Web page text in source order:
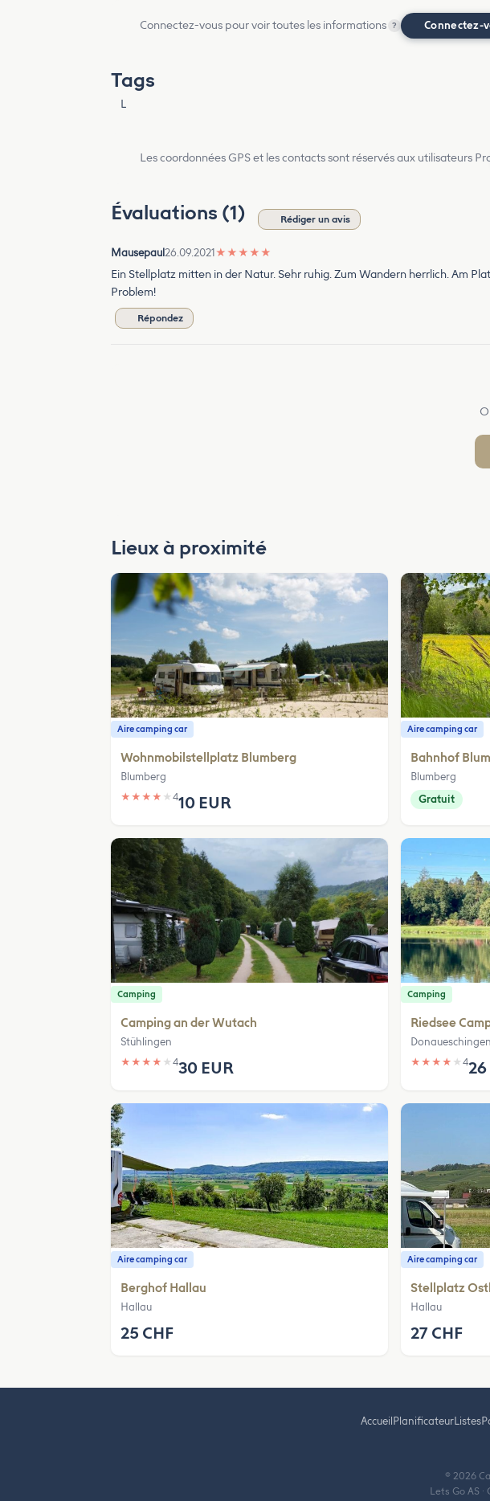
Connectez-vous pour voir toutes les informations ? Connectez-
Tags
L
Les coordonnées GPS et les contacts sont réservés aux utilisateurs
Évaluations (1) Rédiger un avis
Mausepaul 26.09.2021 ★ ★ ★ ★ ★
Ein Stellplatz mitten in der Natur. Sehr ruhig. Zum Wandern herrlich. Am
Problem!
Répondez
Lieux à proximité
Aire camping car
Wohnmobilstellplatz Blumberg
Blumberg
★ ★ ★ ★ ★ 410 EUR
Aire camping car
Bahnhof
Blumberg
Gratuit
Camping
Camping an der Wutach
Stühlingen
★ ★ ★ ★ ★ 430 EUR
Camping
Riedsee
★ ★ ★ ★ ★426
Aire camping car
Berghof Hallau
Hallau
25 CHF
Aire camping car
Stellplatz
Hallau
27 CHF
Accueil PlanificateurListes
© 2026
Lets Go AS ·